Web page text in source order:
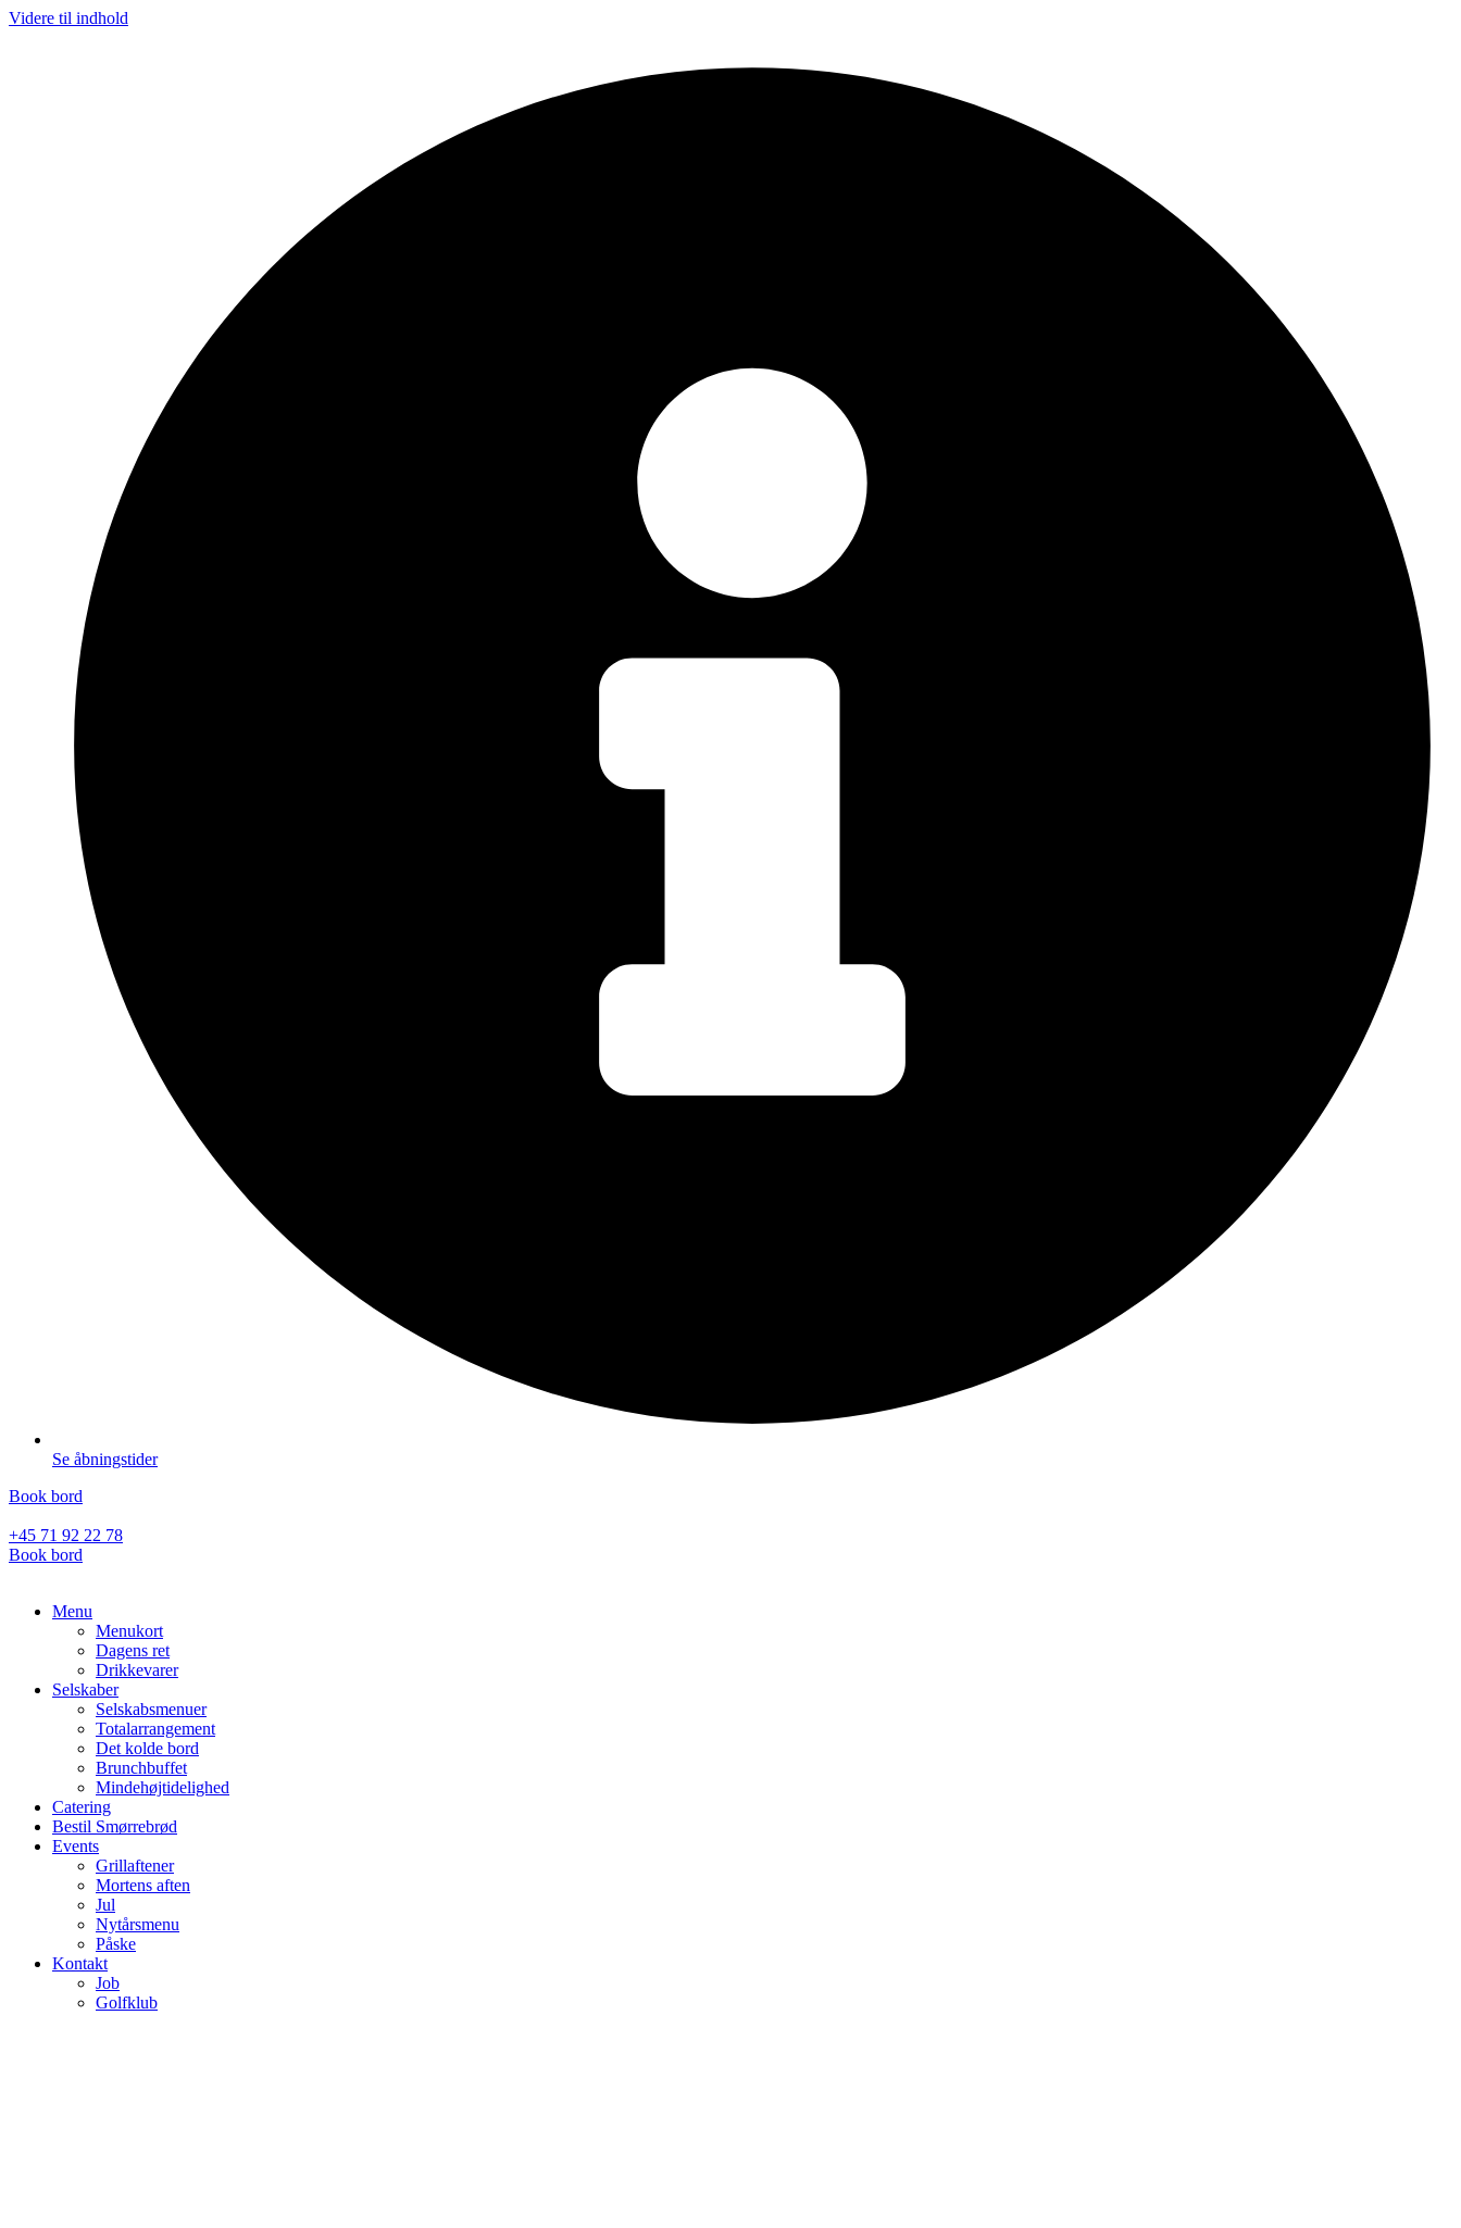
Videre til indhold
Se åbningstider
Book bord
+45 71 92 22 78
Book bord
Menu
Menukort
Dagens ret
Drikkevarer
Selskaber
Selskabsmenuer
Totalarrangement
Det kolde bord
Brunchbuffet
Mindehøjtidelighed
Catering
Bestil Smørrebrød
Events
Grillaftener
Mortens aften
Jul
Nytårsmenu
Påske
Kontakt
Job
Golfklub